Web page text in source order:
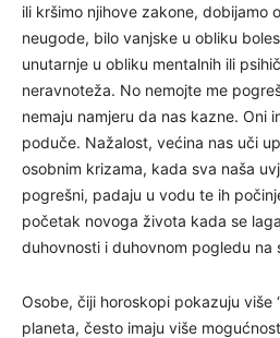
ili kršimo njihove zakone, dobijamo
neugode, bilo vanjske u obliku
unutarnje u obliku mentalnih ili
neravnoteža. No nemojte me
nemaju namjeru da nas kazne. Oni
poduče. Nažalost, većina nas uči
osobnim krizama, kada sva naša
pogrešni, padaju u vodu te ih
početak novoga života kada se
duhovnosti i duhovnom pogledu na
Osobe, čiji horoskopi pokazuju više
planeta, često imaju više